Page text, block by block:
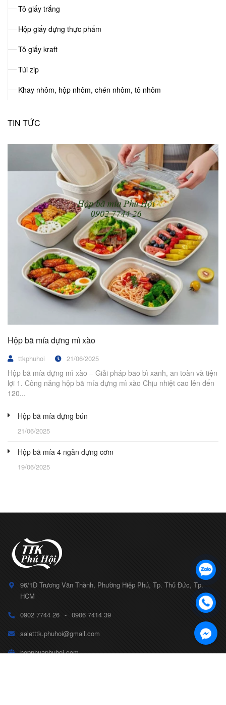
Tô giấy trắng
Hộp giấy đựng thực phẩm
Tô giấy kraft
Túi zip
Khay nhôm, hộp nhôm, chén nhôm, tô nhôm
TIN TỨC
Hộp bã mía đựng mì xào
ttkphuhoi 21/06/2025
Hộp bã mía đựng mì xào – Giải pháp bao bì xanh, an toàn và tiện
lợi 1. Công năng hộp bã mía đựng mì xào Chịu nhiệt cao lên đến
120...
Hộp bã mía đựng bún
21/06/2025
Hộp bã mía 4 ngăn đựng cơm
19/06/2025
96/1D Trương Văn Thành, Phường Hiệp Phú, Tp. Thủ Đức, Tp.
HCM
0902 7744 26 - 0906 7414 39
saletttk.phuhoi@gmail.com
hopnhuaphuhoi.com